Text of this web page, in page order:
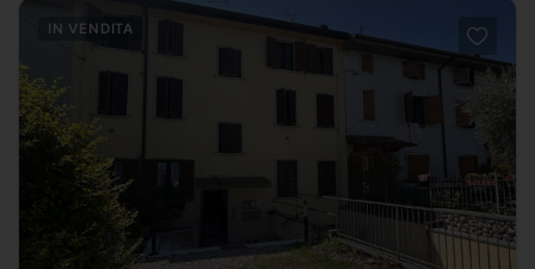
IN VENDITA